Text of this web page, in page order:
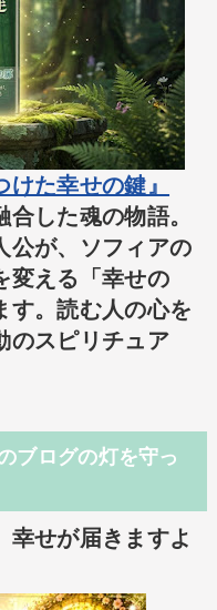
た幸せの鍵』
した魂の物語。
公が、ソフィアの
変える「幸せの
す。読む人の心を
のスピリチュア
ブログの灯を守っ
幸せが届きますよ